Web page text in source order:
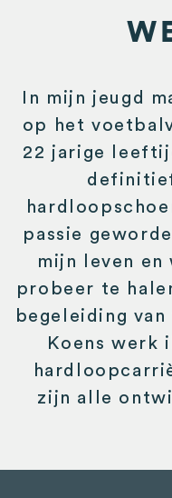
In mijn jeugd
op het
22 jarige
passie
mijn leven
probeer te
begeleiding
Koens werk
zijn alle